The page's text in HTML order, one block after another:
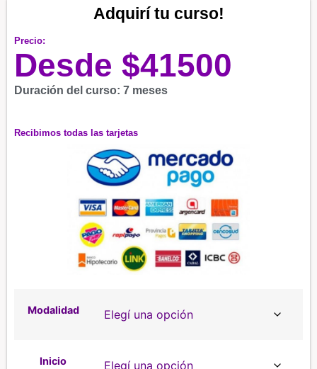
Adquirí tu curso!
Precio:
Desde $41500
Duración del curso: 7 meses
Recibimos todas las tarjetas
Modalidad
Inicio